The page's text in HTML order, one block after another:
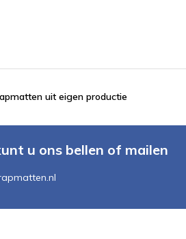
uit eigen productie
u ons bellen of mailen